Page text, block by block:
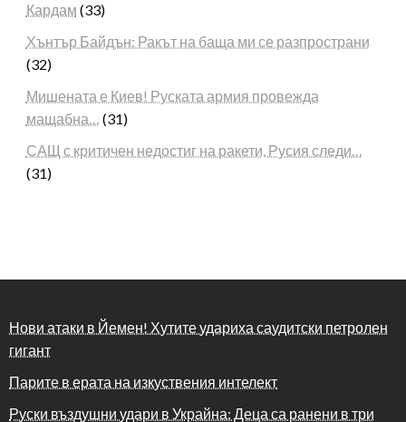
Кардам (33)
Хънтър Байдън: Ракът на баща ми се разпространи
(32)
Мишената е Киев! Руската армия провежда
мащабна… (31)
САЩ с критичен недостиг на ракети, Русия следи…
(31)
Нови атаки в Йемен! Хутите удариха саудитски петролен
гигант
Парите в ерата на изкуствения интелект
Руски въздушни удари в Украйна: Деца са ранени в три